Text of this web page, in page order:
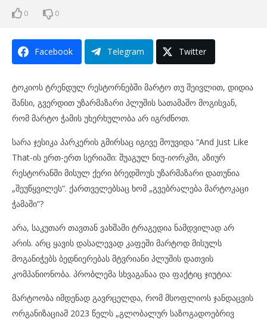
0 0
Facebook Telegram Twitter
ტოკიოს ტრენდულ რესტორნებში მარტო თუ შეივლით, დიდია
შანსი, გვერდით უზარმაზარი პლუშის სათამაშო მოგისვან,
რომ მარტო ჭამის უხერხულობა არ იგრძნოთ.
სარა ჯესიკა პარკერის გმირსაც იგივე მოუვიდა “And Just Like
That-ის ერთ-ერთ სერიაში: შუაგულ ნიუ-იორკში, აზიურ
რესტორანში მისულ ქერი ბრედშოუს უზარმაზარი დათუნია
„შეუწყვილეს“. ქართველებსაც ხომ „გვებრალება მარტოკაცი
ჭამაში“?
არა, საკუთარ თავთან ვახშამი ტრაგედია ნამდვილად არ
არის. არც ყავის დასალევად კაფეში მარტოდ მისულს
მოგანიჭებს ბედნიერებას მტვრიანი პლუშის დათვის
კომპანიონობა. პრობლემა სხვაგანაა და ფაქტიც ჯიუტია:
მარტოობა იმდენად გავრცელდა, რომ მსოფლიოს ჯანდაცვის
ორგანიზაციამ 2023 წელს „გლობალურ საზოგადოებრივ